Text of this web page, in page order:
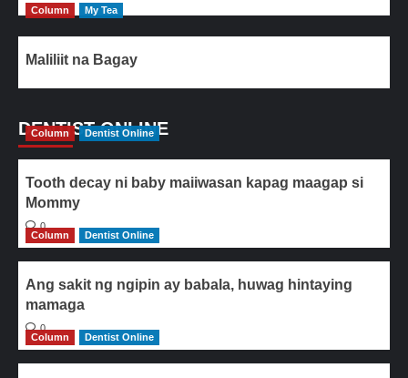
Column My Tea
Maliliit na Bagay
DENTIST ONLINE
Column Dentist Online
Tooth decay ni baby maiiwasan kapag maagap si
Mommy
0
Column
Dentist Online
Ang sakit ng ngipin ay babala, huwag hintaying
mamaga
0
Column
Dentist Online